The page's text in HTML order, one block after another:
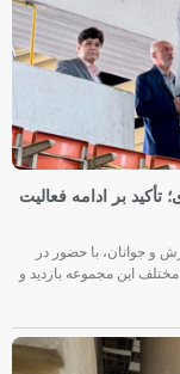
بر ادامه فعالیت
و جوانان، با حضور در
این مجموعه بازدید و